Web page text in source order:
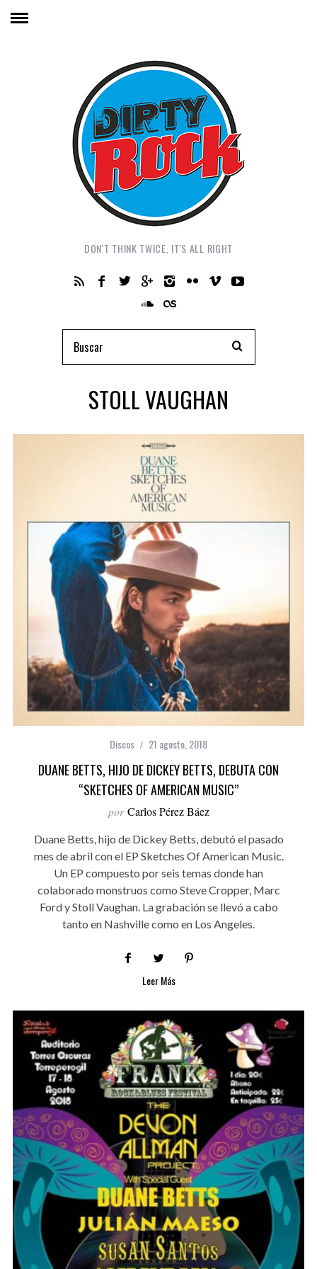
DON'T THINK TWICE, IT'S ALL RIGHT
STOLL VAUGHAN
Discos 21 agosto, 2018
DUANE BETTS, HIJO DE DICKEY BETTS, DEBUTA CON
“SKETCHES OF AMERICAN MUSIC”
por Carlos Pérez Báez
Duane Betts, hijo de Dickey Betts, debutó el pasado
mes de abril con el EP Sketches Of American Music.
Un EP compuesto por seis temas donde han
colaborado monstruos como Steve Cropper, Marc
Ford y Stoll Vaughan. La grabación se llevó a cabo
tanto en Nashville como en Los Angeles.
Leer Más